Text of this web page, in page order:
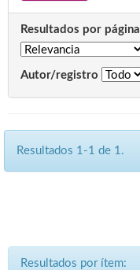
Resultados por página
Autor/registro
Resultados 1-1 de 1.
Resultados por ítem: